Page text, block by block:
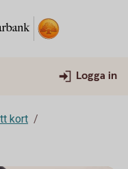
Logga in
kort